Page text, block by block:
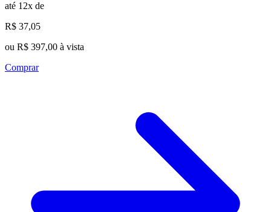
até 12x de
R$ 37,05
ou R$ 397,00 à vista
Comprar